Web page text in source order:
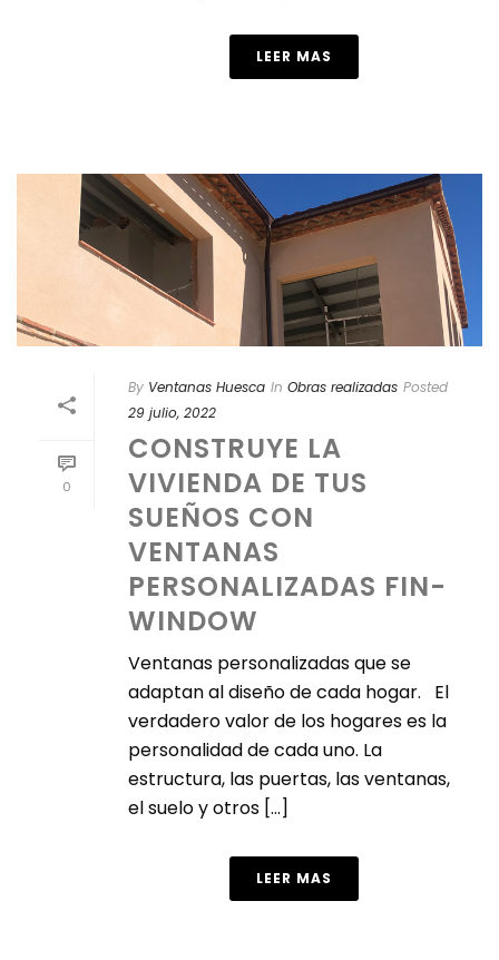
LEER MAS
0
By Ventanas Huesca In Obras realizadas Posted
29 julio, 2022
CONSTRUYE LA
VIVIENDA DE TUS
SUEÑOS CON
VENTANAS
PERSONALIZADAS FIN-
WINDOW
Ventanas personalizadas que se
adaptan al diseño de cada hogar. El
verdadero valor de los hogares es la
personalidad de cada uno. La
estructura, las puertas, las ventanas,
el suelo y otros [...]
LEER MAS